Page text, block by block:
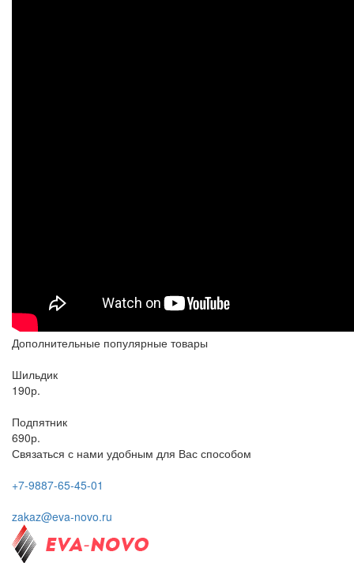
Дополнительные популярные товары
Шильдик
190р.
Подпятник
690р.
Связаться с нами удобным для Вас способом
+7-9887-65-45-01
zakaz@eva-novo.ru